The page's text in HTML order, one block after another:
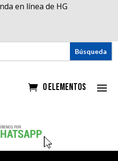
en línea de HG
0 elementos